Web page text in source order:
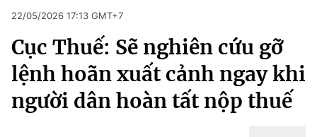
Chuyên mục
Chính trị
Xã hội
Pháp luật
Kinh tế
Thể thao
Truyền hình
Văn hóa - Giải trí
22/05/2026 17:13 GMT+7
Cục Thuế: Sẽ nghiên cứu gỡ
lệnh hoãn xuất cảnh ngay khi
người dân hoàn tất nộp thuế